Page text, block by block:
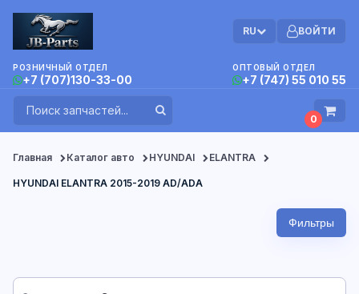
RU ВОЙТИ
РОЗНИЧНЫЙ ОТДЕЛ
+7 (707)130-33-00
ОПТОВЫЙ ОТДЕЛ
+7 (747) 55 010 55
0
Главная Каталог авто HYUNDAI ELANTRA
HYUNDAI ELANTRA 2015-2019 AD/ADA
Фильтры